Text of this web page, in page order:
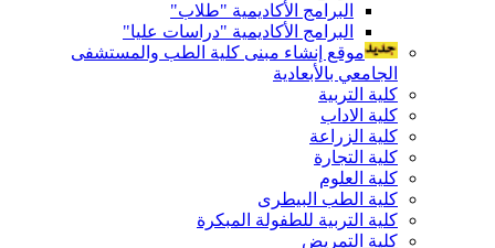
البرامج الأكاديمية "طلاب"
البرامج الأكاديمية "دراسات عليا"
موقع إنشاء مبنى كلية الطب والمستشفى
الجامعي بالأبعادية
كلية التربية
كلية الاداب
كلية الزراعة
كلية التجارة
كلية العلوم
كلية الطب البيطرى
كلية التربية للطفولة المبكرة
كلية التمريض